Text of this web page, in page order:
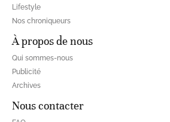
Lifestyle
Nos chroniqueurs
À propos de nous
Qui sommes-nous
Publicité
Archives
Nous contacter